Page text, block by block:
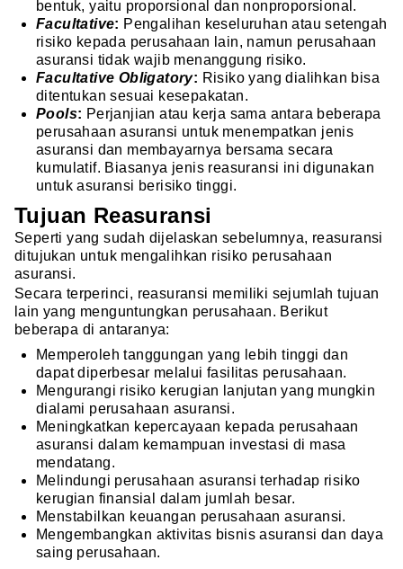
bentuk, yaitu proporsional dan nonproporsional.
Facultative: Pengalihan keseluruhan atau setengah
risiko kepada perusahaan lain, namun perusahaan
asuransi tidak wajib menanggung risiko.
Facultative Obligatory: Risiko yang dialihkan bisa
ditentukan sesuai kesepakatan.
Pools: Perjanjian atau kerja sama antara beberapa
perusahaan asuransi untuk menempatkan jenis
asuransi dan membayarnya bersama secara
kumulatif. Biasanya jenis reasuransi ini digunakan
untuk asuransi berisiko tinggi.
Tujuan Reasuransi
Seperti yang sudah dijelaskan sebelumnya, reasuransi
ditujukan untuk mengalihkan risiko perusahaan
asuransi.
Secara terperinci, reasuransi memiliki sejumlah tujuan
lain yang menguntungkan perusahaan. Berikut
beberapa di antaranya:
Memperoleh tanggungan yang lebih tinggi dan
dapat diperbesar melalui fasilitas perusahaan.
Mengurangi risiko kerugian lanjutan yang mungkin
dialami perusahaan asuransi.
Meningkatkan kepercayaan kepada perusahaan
asuransi dalam kemampuan investasi di masa
mendatang.
Melindungi perusahaan asuransi terhadap risiko
kerugian finansial dalam jumlah besar.
Menstabilkan keuangan perusahaan asuransi.
Mengembangkan aktivitas bisnis asuransi dan daya
saing perusahaan.